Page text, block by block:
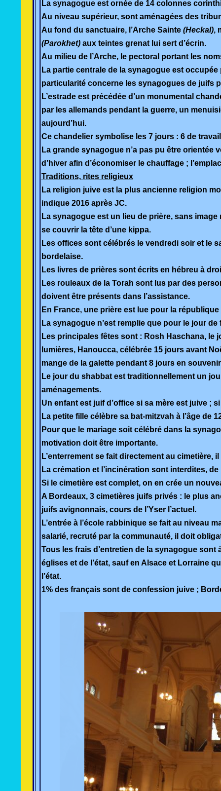
La synagogue est ornée de 14 colonnes
Au niveau supérieur, sont aménagées des
Au fond du sanctuaire, l’Arche Sainte (Heckal),
(Parokhet)aux teintes grenat lui sert d’écrin.
Au milieu de l’Arche, le pectoral portant les
La partie centrale de la synagogue est
particularité concerne les synagogues de juifs
L’estrade est précédée d’un monumental
par les allemands pendant la guerre, un
aujourd’hui.
Ce chandelier symbolise les 7 jours : 6 de
La grande synagogue n’a pas pu être orientée
d’hiver afin d’économiser le chauffage ;
Traditions, rites religieux
La religion juive est la plus ancienne religion
indique 2016 après JC.
La synagogue est un lieu de prière, sans image
se couvrir la tête d’une kippa.
Les offices sont célébrés le vendredi soir et le
bordelaise.
Les livres de prières sont écrits en hébreu à
Les rouleaux de la Torah sont lus par des
doivent être présents dans l’assistance.
En France, une prière est lue pour la
La synagogue n’est remplie que pour le jour
Les principales fêtes sont : Rosh Haschana, le
lumières, Hanoucca, célébrée 15 jours avant
mange de la galette pendant 8 jours en
Le jour du shabbat est traditionnellement un
aménagements.
Un enfant est juif d’office si sa mère est juive ;
La petite fille célèbre sa bat-mitzvah à l’âge de
Pour que le mariage soit célébré dans la
motivation doit être importante.
L’enterrement se fait directement au cimetière,
La crémation et l’incinération sont interdites,
Si le cimetière est complet, on en crée un
A Bordeaux, 3 cimetières juifs privés : le plus
juifs avignonnais, cours de l’Yser l’actuel.
L’entrée à l’école rabbinique se fait au niveau
salarié, recruté par la communauté, il doit
Tous les frais d’entretien de la synagogue
églises et de l’état, sauf en Alsace et Lorraine
l’état.
1% des français sont de confession juive ;